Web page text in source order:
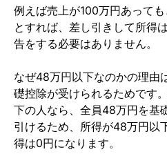
例えば売上が100万円あって
とすれば、差し引きして所得
告をする必要はありません。
なぜ48万円以下なのかの理由
礎控除が受けられるためです
下の人なら、全員48万円を基
引けるため、所得が48万円以
得は0円になります。